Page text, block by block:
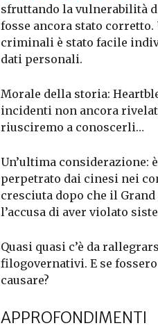
sfruttando la vulnerabilità
fosse ancora stato
criminali è stato facile
dati personali.
Morale della storia:
incidenti non ancora
riusciremo a conoscerli…
Un’ultima
perpetrato dai cinesi nei
cresciuta dopo che il
l’accusa di aver violato
Quasi quasi c’è da
filogovernativi. E se
causare?
APPROFONDIMENTI